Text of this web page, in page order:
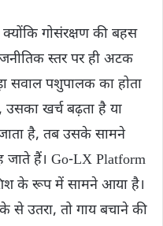
गोसंरक्षण की बहस
स्तर पर ही अटक
सवाल पशुपालक का होता
खर्च बढ़ता है या
है, तब उसके सामने
जाते हैं। Go-LX Platform
के रूप में सामने आया है।
से उतरा, तो गाय बचाने की